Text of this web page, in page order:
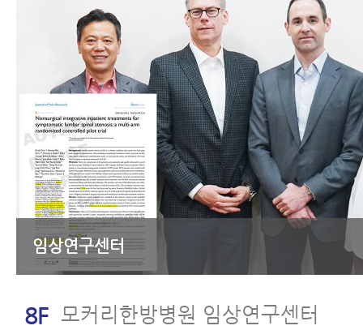
임상연구센터
8F 모커리한방병원 임상연구센터